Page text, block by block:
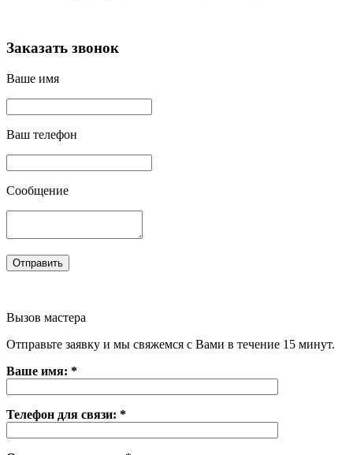
Заказать звонок
Ваше имя
Ваш телефон
Сообщение
Вызов мастера
Отправьте заявку и мы свяжемся с Вами в течение 15 минут.
Ваше имя: *
Телефон для связи: *